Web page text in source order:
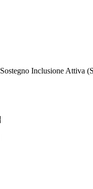
Inclusione Attiva